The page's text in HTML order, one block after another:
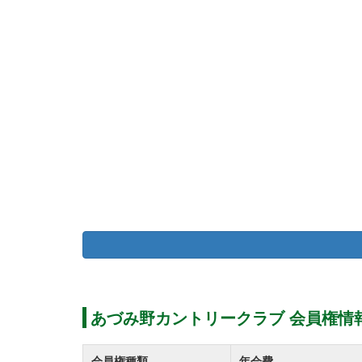
あづみ野カントリークラブ 会員権情